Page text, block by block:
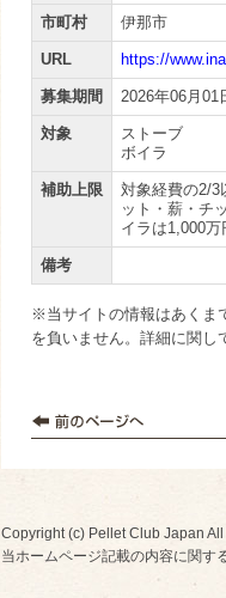
市町村 伊那市
URL https://
募集期間 2026年06月01
対象
ストーブ
ボイラ
補助上限
対象経費の2/3
ット・薪・チ
イラは1,000万
備考
※当サイトの情報はあくま
を負いません。詳細に関し
Copyright (c) Pellet Club Japan
当ホームページ記載の内容に関す